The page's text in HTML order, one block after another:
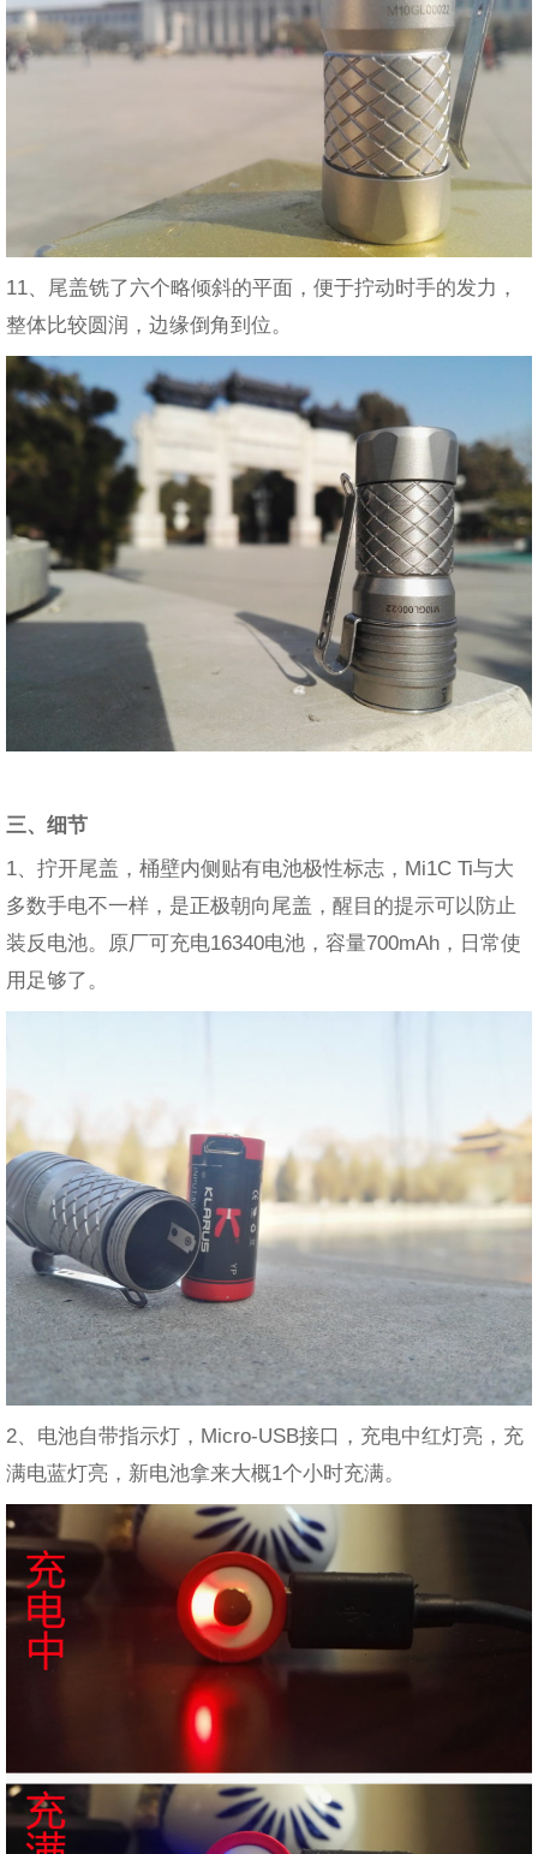
11、尾盖铣了六个略倾斜的平面，便于拧动时手的发力，
整体比较圆润，边缘倒角到位。
三、细节
1、拧开尾盖，桶壁内侧贴有电池极性标志，Mi1C Ti与大
多数手电不一样，是正极朝向尾盖，醒目的提示可以防止
装反电池。原厂可充电16340电池，容量700mAh，日常使
用足够了。
2、电池自带指示灯，Micro-USB接口，充电中红灯亮，充
满电蓝灯亮，新电池拿来大概1个小时充满。